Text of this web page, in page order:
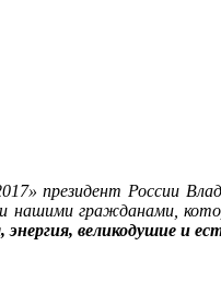
президент России
гражданами,
великодушие и